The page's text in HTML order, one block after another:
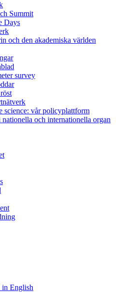
Summit
Days
och den akademiska världen
survey
science: vår policyplattform
och internationella organ
English